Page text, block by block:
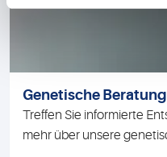
Genetische Beratung
Treffen Sie informierte
mehr über unsere